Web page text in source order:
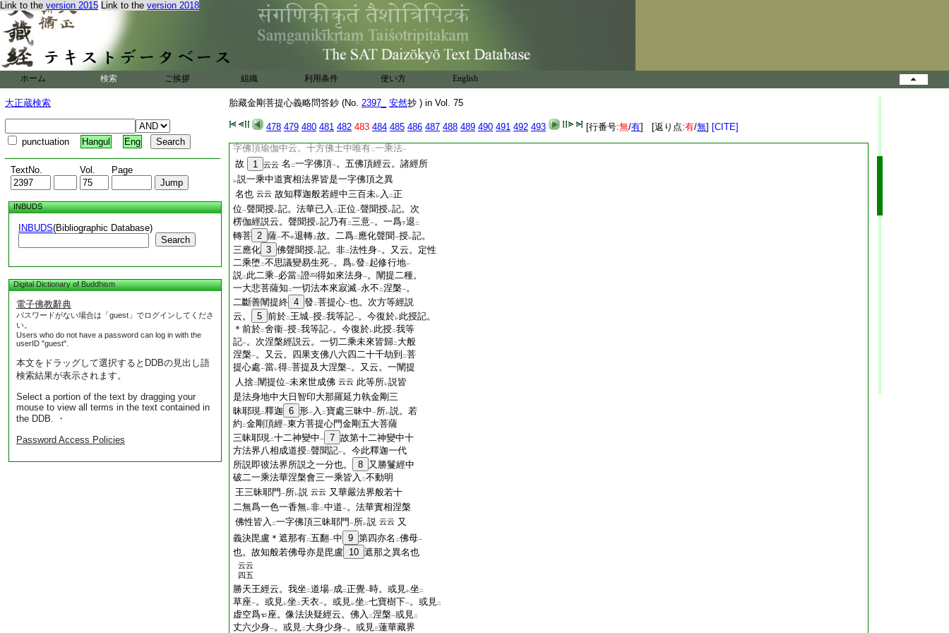
Link to the version 2015 Link to the version 2018
ホーム 検索 ご挨拶 組織 利用条件 使い方 English
大正蔵検索
punctuation Hangul Eng
TextNo. Vol. Page
INBUDS
INBUDS(Bibliographic Database)
Search
Digital Dictionary of Buddhism
電子佛教辭典
パスワードがない場合は「guest」でログインしてくださ
い。
Users who do not have a password can log in with the
userID "guest".
本文をドラッグして選択するとDDBの見出し語
検索結果が表示されます。
Select a portion of the text by dragging your
mouse to view all terms in the text contained in
the DDB. ・
Password Access Policies
胎藏金剛菩提心義略問答鈔 (No. 2397_ 安然抄 ) in Vol. 75
478 479 480 481 482 483 484 485 486 487 488 489 490 491 492 493 [行番号:無/有] [返り点:有/無] [CITE]
釋二大那羅延力執金剛一云。如二一闡提必死
之疾二乘實際作證已死之人 諸佛醫王明
如來性 故則能必定師子吼於 救療因縁
二不動明王一目少眇 一中
唯一無二 故有 一目
云。釋迦入
寶處三昧 救
度定性二乘一闡提
等一 云云 金剛頂義 17 記云。金剛王菩薩三摩地
中云。十方法界授
疏云。一切二乘皆名 不定性 也 云云 又一
字佛頂瑜伽中云。十方佛土中唯有二一乘法一
故 1 云云 名 二一字佛頂一。五佛頂經云。諸經所
レ説一乘中道實相法界皆是一字佛頂之異
名也 云云 故知釋迦般若經中三百未レ 入 二正
位一聲聞授レ記。法華已入 二正位一聲聞授レ記。次
楞伽經説云。聲聞授レ記乃有二三意一。一爲下退 二
轉菩 2 薩一不中退轉 上故。二爲二 應化聲聞一授レ記。
三應化 3 佛聲聞授レ記。非二法性身一。又云。定性
二乘堕二不思議變易生死一。爲レ發 二 起修行地一
説二 此二乘一必當三證 得如來法身一。闡提二種。
一大悲菩薩知 二一切法本來寂滅一永不 二涅槃一。
二斷善闡提終 4 發 二菩提心一也。次方等經説
云。
5 前於二王城一授二我等記一。今復於レ此授記。
＊前於二舍衞一授二我等記一。今復於レ此授二我等
記一。次涅槃經説云。一切二乘未來皆歸二 大般
涅槃一。又云。四果支佛八六四二十千劫到 二菩
提心處一當レ得二菩提及大涅槃一。又云。一闡提
人捨二 闡提位一未來世成佛 云云 此等所レ説皆
是法身地中大日智印大那羅延力執金剛三
昧耶現二釋迦 6 形一 入 二寶處三昧中一所レ説。若
約 二金剛頂經一東方菩提心門金剛五大菩薩
三昧耶現二十二神變中一 7 故第十二神變中十
方法界八相成道授二聲聞記一。今此釋迦一代
所説即彼法界所説之一分也。
8 又勝鬘經中
破二一乘法華涅槃會三一乘皆入 二不動明
王三昧耶門 一所レ説 云云 又華嚴法界般若十
二無爲一色一香無レ非二中道一。法華實相涅槃
佛性皆入 二一字佛頂三昧耶門 一所レ説 云云 又
義決毘盧＊遮那有二五翻一中 9 第四亦名 二佛母一
也。故知般若佛母亦是毘盧 10 遮那之異名也
云云
四五
勝天王經云。我坐 二道場一成二正覺一時。或見レ坐 二
草座一。或見レ坐 二 天衣一。或見レ坐 二七寶樹下一。或見二
虚空爲 座。像法決疑經云。佛入 二涅槃一或見二
丈六少身一。或見二 大身少身一。或見三蓮華藏界